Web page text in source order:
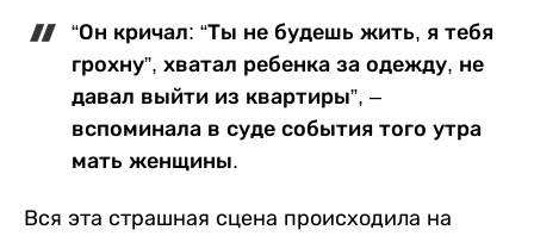
“Он кричал: “Ты не будешь жить, я тебя
грохну”, хватал ребенка за одежду, не
давал выйти из квартиры”, –
вспоминала в суде события того утра
мать женщины.
Вся эта страшная сцена происходила на